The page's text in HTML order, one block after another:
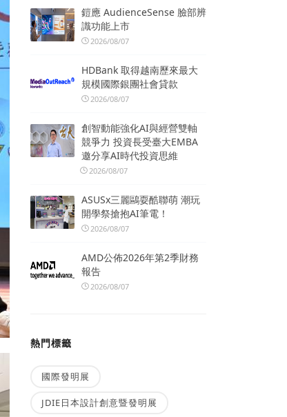
鎧應 AudienceSense 臉部辨
識功能上市
2026/08/07
HDBank 取得越南歷來最大
規模國際銀團社會貸款
2026/08/07
創智動能強化AI與經營雙軸
競爭力 投資長受臺大EMBA
邀分享AI時代投資思維
2026/08/07
ASUSx三麗鷗耍酷聯萌 潮玩
開學祭搶抱AI筆電！
2026/08/07
AMD公佈2026年第2季財務
報告
2026/08/07
熱門標籤
國際發明展
JDIE日本設計創意暨發明展